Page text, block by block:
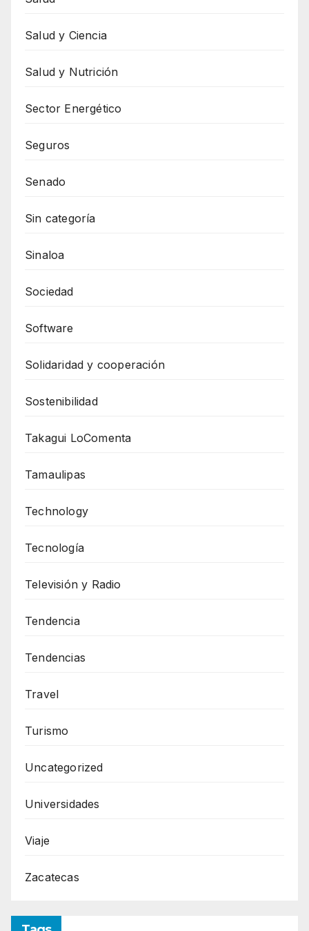
Salud y Ciencia
Salud y Nutrición
Sector Energético
Seguros
Senado
Sin categoría
Sinaloa
Sociedad
Software
Solidaridad y cooperación
Sostenibilidad
Takagui LoComenta
Tamaulipas
Technology
Tecnología
Televisión y Radio
Tendencia
Tendencias
Travel
Turismo
Uncategorized
Universidades
Viaje
Zacatecas